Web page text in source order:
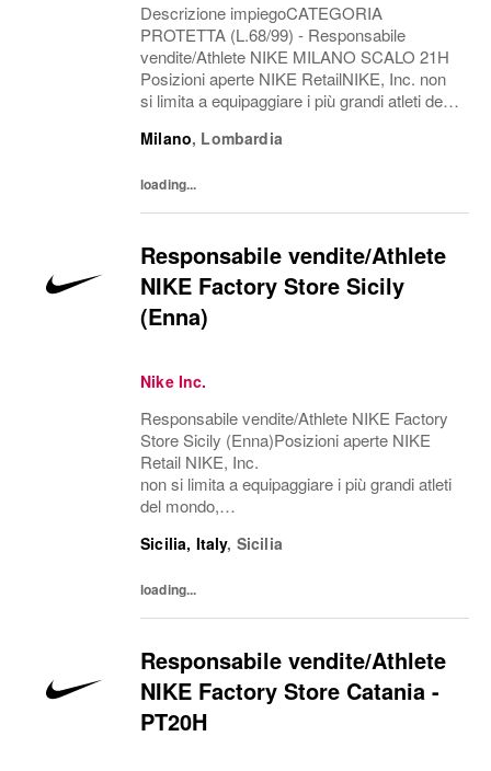
Descrizione impiegoCATEGORIA
PROTETTA (L.68/99) - Responsabile
vendite/Athlete NIKE MILANO SCALO 21H
Posizioni aperte NIKE RetailNIKE, Inc. non
si limita a equipaggiare i più grandi atleti del
barriere, riscrive i confini del possibile.
Milano, Lombardia
loading...
Responsabile vendite/Athlete
NIKE Factory Store Sicily
(Enna)
Nike Inc.
Responsabile vendite/Athlete NIKE Factory
Store Sicily (Enna)Posizioni aperte NIKE
Retail NIKE, Inc.
non si limita a equipaggiare i più grandi atleti
del mondo,
iscrive i confini del possibile. L'azienda è
Sicilia, Italy, Sicilia
loading...
Responsabile vendite/Athlete
NIKE Factory Store Catania -
PT20H